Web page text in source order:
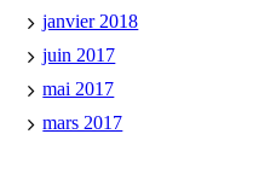
janvier 2018
juin 2017
mai 2017
mars 2017